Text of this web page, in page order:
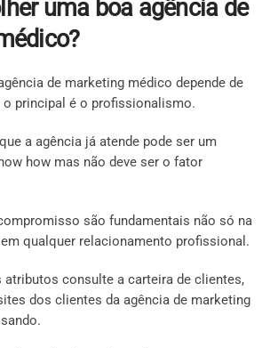
uma boa agência de
de marketing médico depende de
principal é o profissionalismo.
a agência já atende pode ser um
how mas não deve ser o fator
são fundamentais não só na
qualquer relacionamento profissional.
atributos consulte a carteira de clientes,
dos clientes da agência de marketing